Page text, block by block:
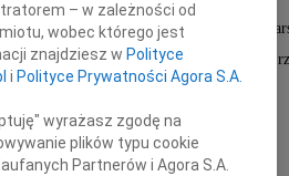
Technicznych AGH, z którym Mostostal
podczas realizacji zleceń na
Rodzinie
– w zależności od
wobec którego jest
znajdziesz w Polityce
i Polityce Prywatności Agora S.A.
wyrażasz zgodę na
plików typu cookie
Partnerów i Agora S.A.